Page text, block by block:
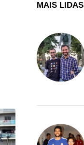
MAIS LIDAS